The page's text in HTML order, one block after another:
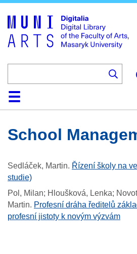
main
content
HomeCollections
Browse
Search
About
HelpContactDigitalia
School
Sedláček, Martin. Řízení školy na
studie)
Pol, Milan; Hloušková, Lenka;
Martin. Profesní dráha ředitelů
profesní jistoty k novým výzvám